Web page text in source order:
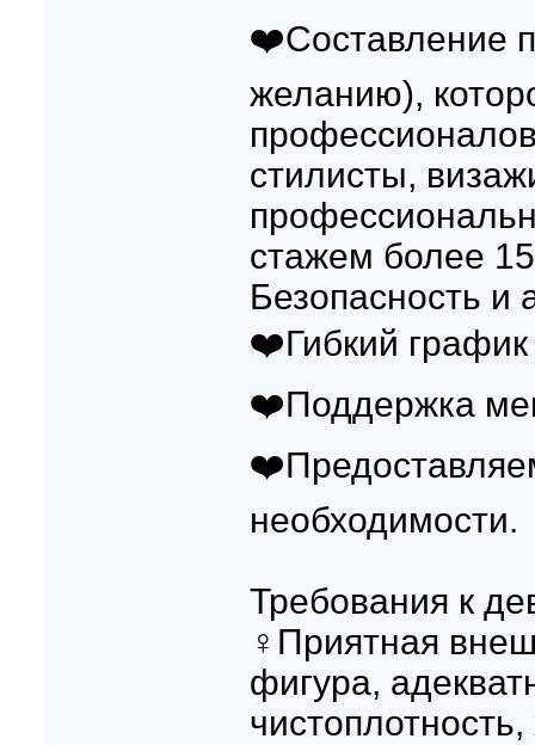
❤️Составление
желанию),
стилисты,
стажем более
Безопасность и
❤️Гибкий
❤️Поддержка
необходимости.
Требования к
‍♀️Приятная
фигура,